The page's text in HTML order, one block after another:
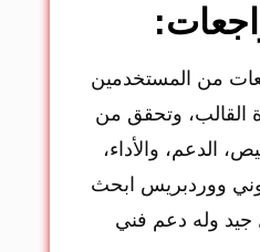
من المستخدمين
القالب، وتحقق من
الدعم، والأداء،
ووردبريس ابحث
وله دعم فني